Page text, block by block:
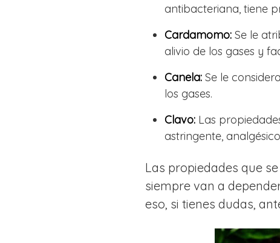
antibacteriana, tiene
Cardamomo: Se le
alivio de los gases y
Canela: Se le
los gases.
Clavo: Las
astringente,
Las propiedades que
siempre van a
eso, si tienes dudas,